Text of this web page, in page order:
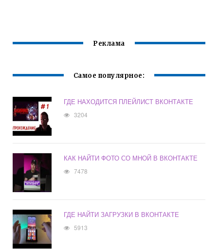
ДРУГОЙ
Реклама
Самое популярное:
ГДЕ НАХОДИТСЯ ПЛЕЙЛИСТ ВКОНТАКТЕ
3204
КАК НАЙТИ ФОТО СО МНОЙ В ВКОНТАКТЕ
7478
ГДЕ НАЙТИ ЗАГРУЗКИ В ВКОНТАКТЕ
5913